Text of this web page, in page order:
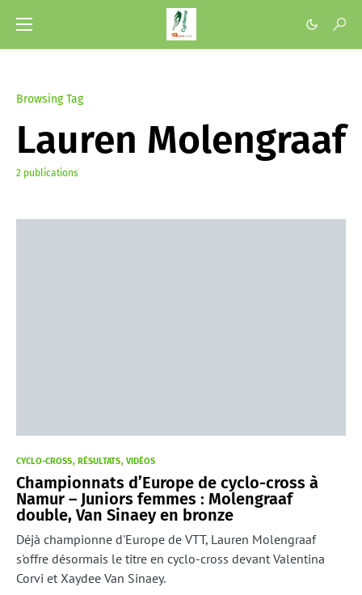
Browsing Tag
Lauren Molengraaf
2 publications
CYCLO-CROSS RÉSULTATS VIDÉOS
Championnats d’Europe de cyclo-cross à
Namur – Juniors femmes : Molengraaf
double, Van Sinaey en bronze
Déjà championne d'Europe de VTT, Lauren Molengraaf
s'offre désormais le titre en cyclo-cross devant Valentina
Corvi et Xaydee Van Sinaey.